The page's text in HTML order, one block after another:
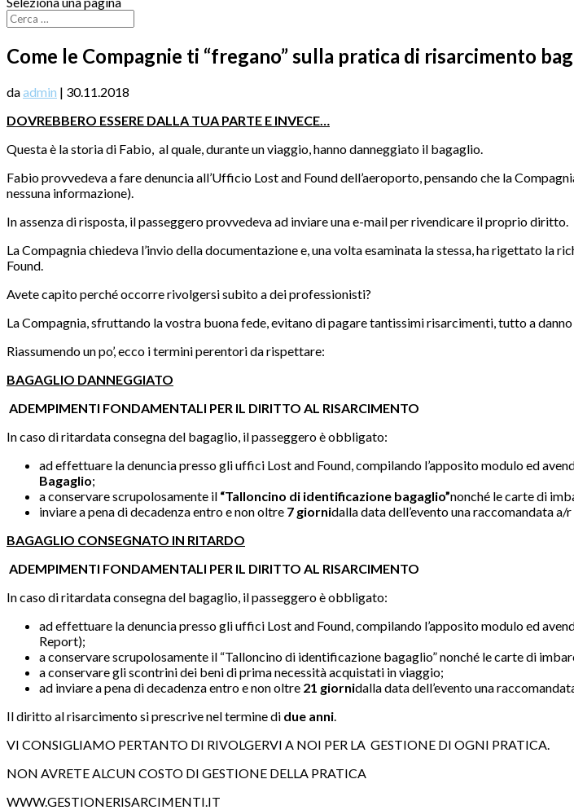
Come le Compagnie ti “fregano” sulla pratica di risarcimento
daadmin | 30.11.2018
DOVREBBERO ESSERE DALLA TUA PARTE E INVECE…
Questa è la storia di Fabio, al quale, durante un viaggio, hanno danneggiato il bagaglio.
Fabio provvedeva a fare denuncia all’Ufficio Lost and Found dell’aeroporto, pensando che la
nessuna informazione).
In assenza di risposta, il passeggero provvedeva ad inviare una e-mail per rivendicare il proprio diritto.
La Compagnia chiedeva l’invio della documentazione e, una volta esaminata la stessa, ha rigettato
Found.
Avete capito perché occorre rivolgersi subito a dei professionisti?
La Compagnia, sfruttando la vostra buona fede, evitano di pagare tantissimi risarcimenti, tutto a
Riassumendo un po’, ecco i termini perentori da rispettare:
BAGAGLIO DANNEGGIATO
ADEMPIMENTI FONDAMENTALI PER IL DIRITTO AL RISARCIMENTO
In caso di ritardata consegna del bagaglio, il passeggero è obbligato:
ad effettuare la denuncia presso gli uffici Lost and Found, compilando l’apposito modulo ed
Bagaglio;
a conservare scrupolosamente il “Talloncino di identificazione bagaglio”nonché le carte di
inviare a pena di decadenza entro e non oltre 7 giornidalla data dell’evento una raccomandata a/
BAGAGLIO CONSEGNATO IN RITARDO
ADEMPIMENTI FONDAMENTALI PER IL DIRITTO AL RISARCIMENTO
In caso di ritardata consegna del bagaglio, il passeggero è obbligato:
ad effettuare la denuncia presso gli uffici Lost and Found, compilando l’apposito modulo ed
Report);
a conservare scrupolosamente il “Talloncino di identificazione bagaglio” nonché le carte di
a conservare gli scontrini dei beni di prima necessità acquistati in viaggio;
ad inviare a pena di decadenza entro e non oltre 21 giornidalla data dell’evento una
Il diritto al risarcimento si prescrive nel termine di due anni.
VI CONSIGLIAMO PERTANTO DI RIVOLGERVI A NOI PER LA GESTIONE DI OGNI PRATICA.
NON AVRETE ALCUN COSTO DI GESTIONE DELLA PRATICA
WWW.GESTIONERISARCIMENTI.IT